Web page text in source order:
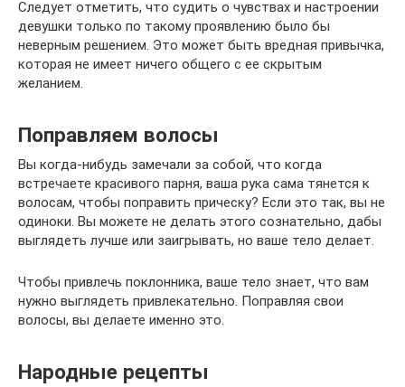
Следует отметить, что судить о чувствах и настроении
девушки только по такому проявлению было бы
неверным решением. Это может быть вредная привычка,
которая не имеет ничего общего с ее скрытым
желанием.
Поправляем волосы
Вы когда-нибудь замечали за собой, что когда
встречаете красивого парня, ваша рука сама тянется к
волосам, чтобы поправить прическу? Если это так, вы не
одиноки. Вы можете не делать этого сознательно, дабы
выглядеть лучше или заигрывать, но ваше тело делает.
Чтобы привлечь поклонника, ваше тело знает, что вам
нужно выглядеть привлекательно. Поправляя свои
волосы, вы делаете именно это.
Народные рецепты